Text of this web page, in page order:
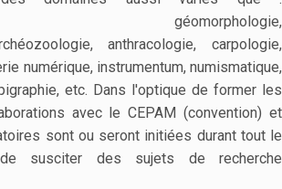
géomorphologie,
anthracologie, carpologie,
numérique, instrumentum, numismatique,
etc. Dans l'optique de former les
avec le CEPAM (convention) et
sont ou seront initiées durant tout le
susciter des sujets de recherche